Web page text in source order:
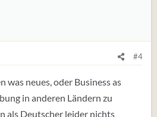
#4
was neues, oder Business as
in anderen Ländern zu
als Deutscher leider nichts